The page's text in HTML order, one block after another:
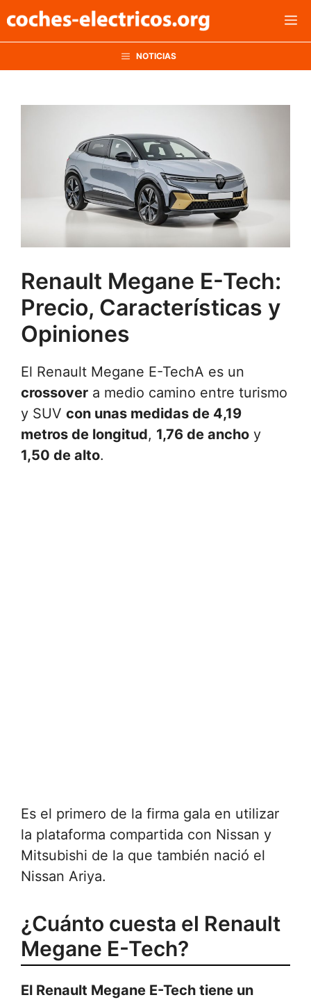
al
NOTICIAS
Renault Megane E-Tech:
Precio, Características y
Opiniones
El Renault Megane E-TechA es un
crossover a medio camino entre turismo
y SUV con unas medidas de 4,19
metros de longitud, 1,76 de ancho y
1,50 de alto.
Es el primero de la firma gala en utilizar
la plataforma compartida con Nissan y
Mitsubishi de la que también nació el
Nissan Ariya.
¿Cuánto cuesta el Renault
Megane E-Tech?
El Renault Megane E-Tech tiene un